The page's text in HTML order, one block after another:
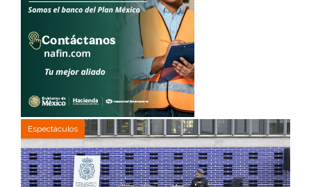
Espectáculos